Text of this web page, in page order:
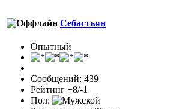
Себастьян
Опытный
Сообщений: 439
Рейтинг +8/-1
Пол: